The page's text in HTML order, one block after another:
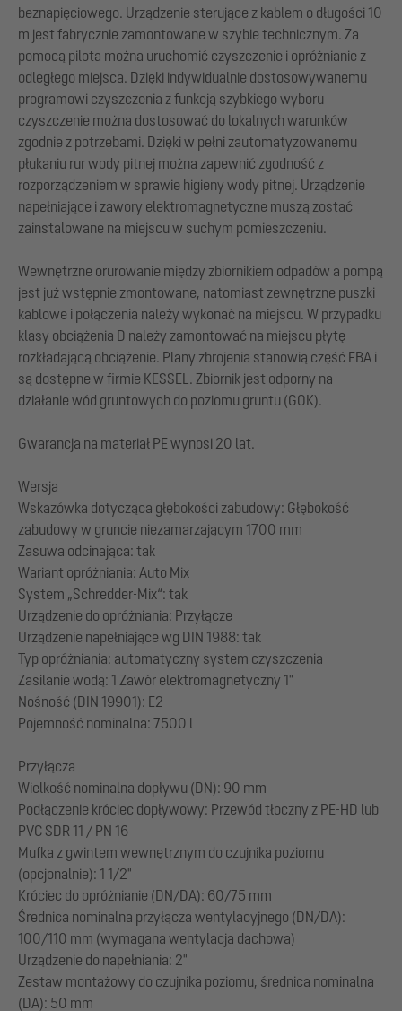
beznapięciowego. Urządzenie sterujące z kablem o długości 10
m jest fabrycznie zamontowane w szybie technicznym. Za
pomocą pilota można uruchomić czyszczenie i opróżnianie z
odległego miejsca. Dzięki indywidualnie dostosowywanemu
programowi czyszczenia z funkcją szybkiego wyboru
czyszczenie można dostosować do lokalnych warunków
zgodnie z potrzebami. Dzięki w pełni zautomatyzowanemu
płukaniu rur wody pitnej można zapewnić zgodność z
rozporządzeniem w sprawie higieny wody pitnej. Urządzenie
napełniające i zawory elektromagnetyczne muszą zostać
zainstalowane na miejscu w suchym pomieszczeniu.
Wewnętrzne orurowanie między zbiornikiem odpadów a pompą
jest już wstępnie zmontowane, natomiast zewnętrzne puszki
kablowe i połączenia należy wykonać na miejscu. W przypadku
klasy obciążenia D należy zamontować na miejscu płytę
rozkładającą obciążenie. Plany zbrojenia stanowią część EBA i
są dostępne w firmie KESSEL. Zbiornik jest odporny na
działanie wód gruntowych do poziomu gruntu (GOK).
Gwarancja na materiał PE wynosi 20 lat.
Wersja
Wskazówka dotycząca głębokości zabudowy: Głębokość
zabudowy w gruncie niezamarzającym 1700 mm
Zasuwa odcinająca: tak
Wariant opróżniania: Auto Mix
System „Schredder-Mix“: tak
Urządzenie do opróżniania: Przyłącze
Urządzenie napełniające wg DIN 1988: tak
Typ opróżniania: automatyczny system czyszczenia
Zasilanie wodą: 1 Zawór elektromagnetyczny 1"
Nośność (DIN 19901): E2
Pojemność nominalna: 7500 l
Przyłącza
Wielkość nominalna dopływu (DN): 90 mm
Podłączenie króciec dopływowy: Przewód tłoczny z PE-HD lub
PVC SDR 11 / PN 16
Mufka z gwintem wewnętrznym do czujnika poziomu
(opcjonalnie): 1 1/2"
Króciec do opróżnianie (DN/DA): 60/75 mm
Średnica nominalna przyłącza wentylacyjnego (DN/DA):
100/110 mm (wymagana wentylacja dachowa)
Urządzenie do napełniania: 2"
Zestaw montażowy do czujnika poziomu, średnica nominalna
(DA): 50 mm